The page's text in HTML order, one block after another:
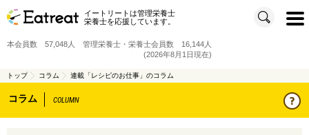
イートリートは管理栄養士
栄養士を応援しています。
t
o
i
a
i
o
本会員数 57,048人 管理栄養士・栄養士会員数 16,144人
(2026年8月1日現在)
トップ コラム 連載「レシピのお仕事」のコラム
コラム COLUMN